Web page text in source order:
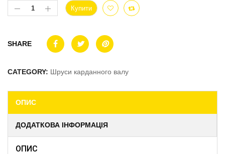
Купити
SHARE
CATEGORY: Шруси карданного валу
ОПИС
ДОДАТКОВА ІНФОРМАЦІЯ
ОПИС